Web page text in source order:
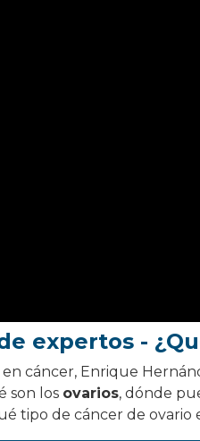
expertos -
cáncer, Enrique
son los ovarios, dónde
tipo de cáncer de ovario